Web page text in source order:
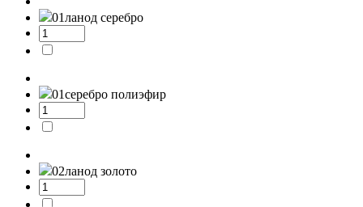
01ланод серебро
01серебро полиэфир
02ланод золото